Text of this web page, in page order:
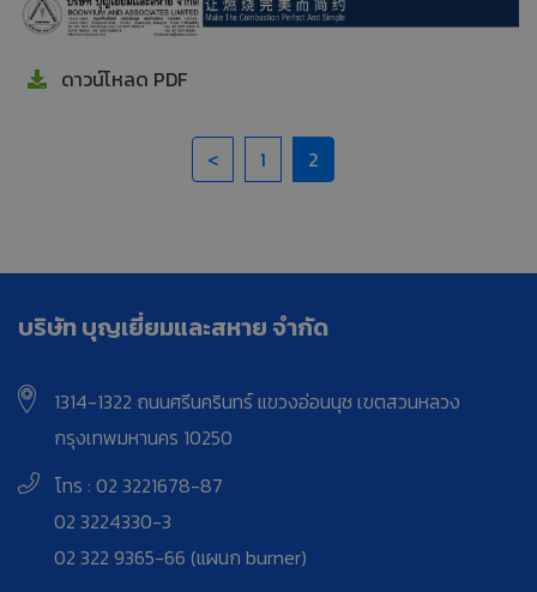
ดาวน์โหลด PDF
< 1 2
บริษัท บุญเยี่ยมและสหาย จำกัด
1314-1322 ถนนศรีนครินทร์ แขวงอ่อนนุช เขตสวนหลวง
กรุงเทพมหานคร 10250
โทร : 02 3221678-87
02 3224330-3
02 322 9365-66 (แผนก burner)